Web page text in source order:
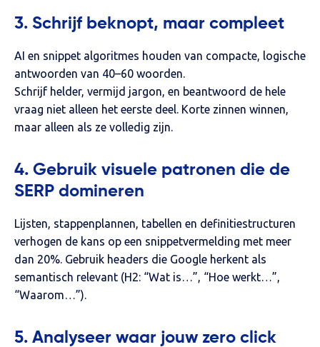
3. Schrijf beknopt, maar compleet
AI en snippet algoritmes houden van compacte, logische
antwoorden van 40–60 woorden.
Schrijf helder, vermijd jargon, en beantwoord de hele
vraag niet alleen het eerste deel. Korte zinnen winnen,
maar alleen als ze volledig zijn.
4. Gebruik visuele patronen die de
SERP domineren
Lijsten, stappenplannen, tabellen en definitiestructuren
verhogen de kans op een snippetvermelding met meer
dan 20%. Gebruik headers die Google herkent als
semantisch relevant (H2: “Wat is…”, “Hoe werkt…”,
“Waarom…”).
5. Analyseer waar jouw zero click